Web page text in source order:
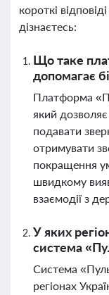
короткі
дізнаєтесь:
Що таке
допомагає
Платформа
який
подавати
отримувати
покращення
швидкому
взаємодії з
У яких
система
Система
регіонах